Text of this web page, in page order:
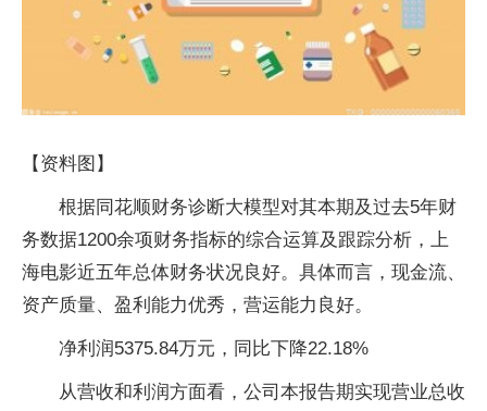
【资料图】
根据同花顺财务诊断大模型对其本期及过去5年财
务数据1200余项财务指标的综合运算及跟踪分析，上
海电影近五年总体财务状况良好。具体而言，现金流、
资产质量、盈利能力优秀，营运能力良好。
净利润5375.84万元，同比下降22.18%
从营收和利润方面看，公司本报告期实现营业总收